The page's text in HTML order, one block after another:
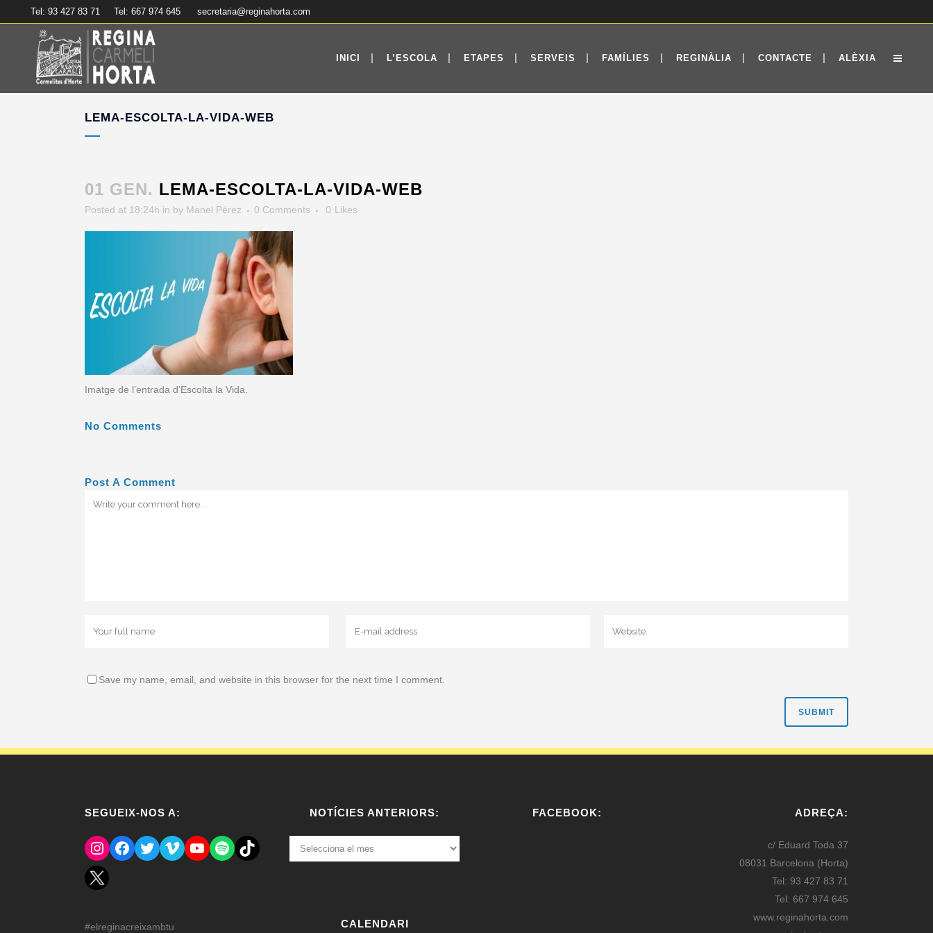
Tel: 93 427 83 71 Tel: 667 974 645 secretaria@reginahorta.com
INICI L’ESCOLA ETAPES SERVEIS FAMÍLIES REGINÀLIA CONTACTE ALÈXIA
LEMA-ESCOLTA-LA-VIDA-WEB
01 GEN. LEMA-ESCOLTA-LA-VIDA-WEB
Posted at 18:24h in by Manel Pérez 0 Comments 0 Likes
Imatge de l’entrada d’Escolta la Vida.
No Comments
Post A Comment
Save my name, email, and website in this browser for the next time I comment.
SEGUEIX-NOS A:
Instagram
Facebook
TwitterVimeoYouTube
SpotifyEl Tik Tok del Regina.
#elreginacreixambtu
NOTÍCIES ANTERIORS:
NOTÍCIES
ANTERIORS:
CALENDARI
FACEBOOK: ADREÇA:
c/ Eduard Toda 37
08031 Barcelona (Horta)
Tel: 93 427 83 71
Tel: 667 974 645
www.reginahorta.com